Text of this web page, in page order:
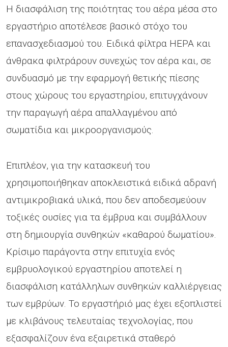
Η διασφάλιση της ποιότητας του αέρα μέσα στο
εργαστήριο αποτέλεσε βασικό στόχο του
επανασχεδιασμού του. Ειδικά φίλτρα HEPA και
άνθρακα φιλτράρουν συνεχώς τον αέρα και, σε
συνδυασμό με την εφαρμογή θετικής πίεσης
στους χώρους του εργαστηρίου, επιτυγχάνουν
την παραγωγή αέρα απαλλαγμένου από
σωματίδια και μικροοργανισμούς.
Επιπλέον, για την κατασκευή του
χρησιμοποιήθηκαν αποκλειστικά ειδικά αδρανή
αντιμικροβιακά υλικά, που δεν αποδεσμεύουν
τοξικές ουσίες για τα έμβρυα και συμβάλλουν
στη δημιουργία συνθηκών «καθαρού δωματίου».
Κρίσιμο παράγοντα στην επιτυχία ενός
εμβρυολογικού εργαστηρίου αποτελεί η
διασφάλιση κατάλληλων συνθηκών καλλιέργειας
των εμβρύων. Το εργαστήριό μας έχει εξοπλιστεί
με κλιβάνους τελευταίας τεχνολογίας, που
εξασφαλίζουν ένα εξαιρετικά σταθερό